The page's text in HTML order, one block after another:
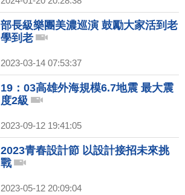
部長級樂團美濃巡演 鼓勵大家活到老
學到老
2023-03-14 07:53:37
19：03高雄外海規模6.7地震 最大震
度2級
2023-09-12 19:41:05
2023青春設計節 以設計接招未來挑
戰
2023-05-12 20:09:04